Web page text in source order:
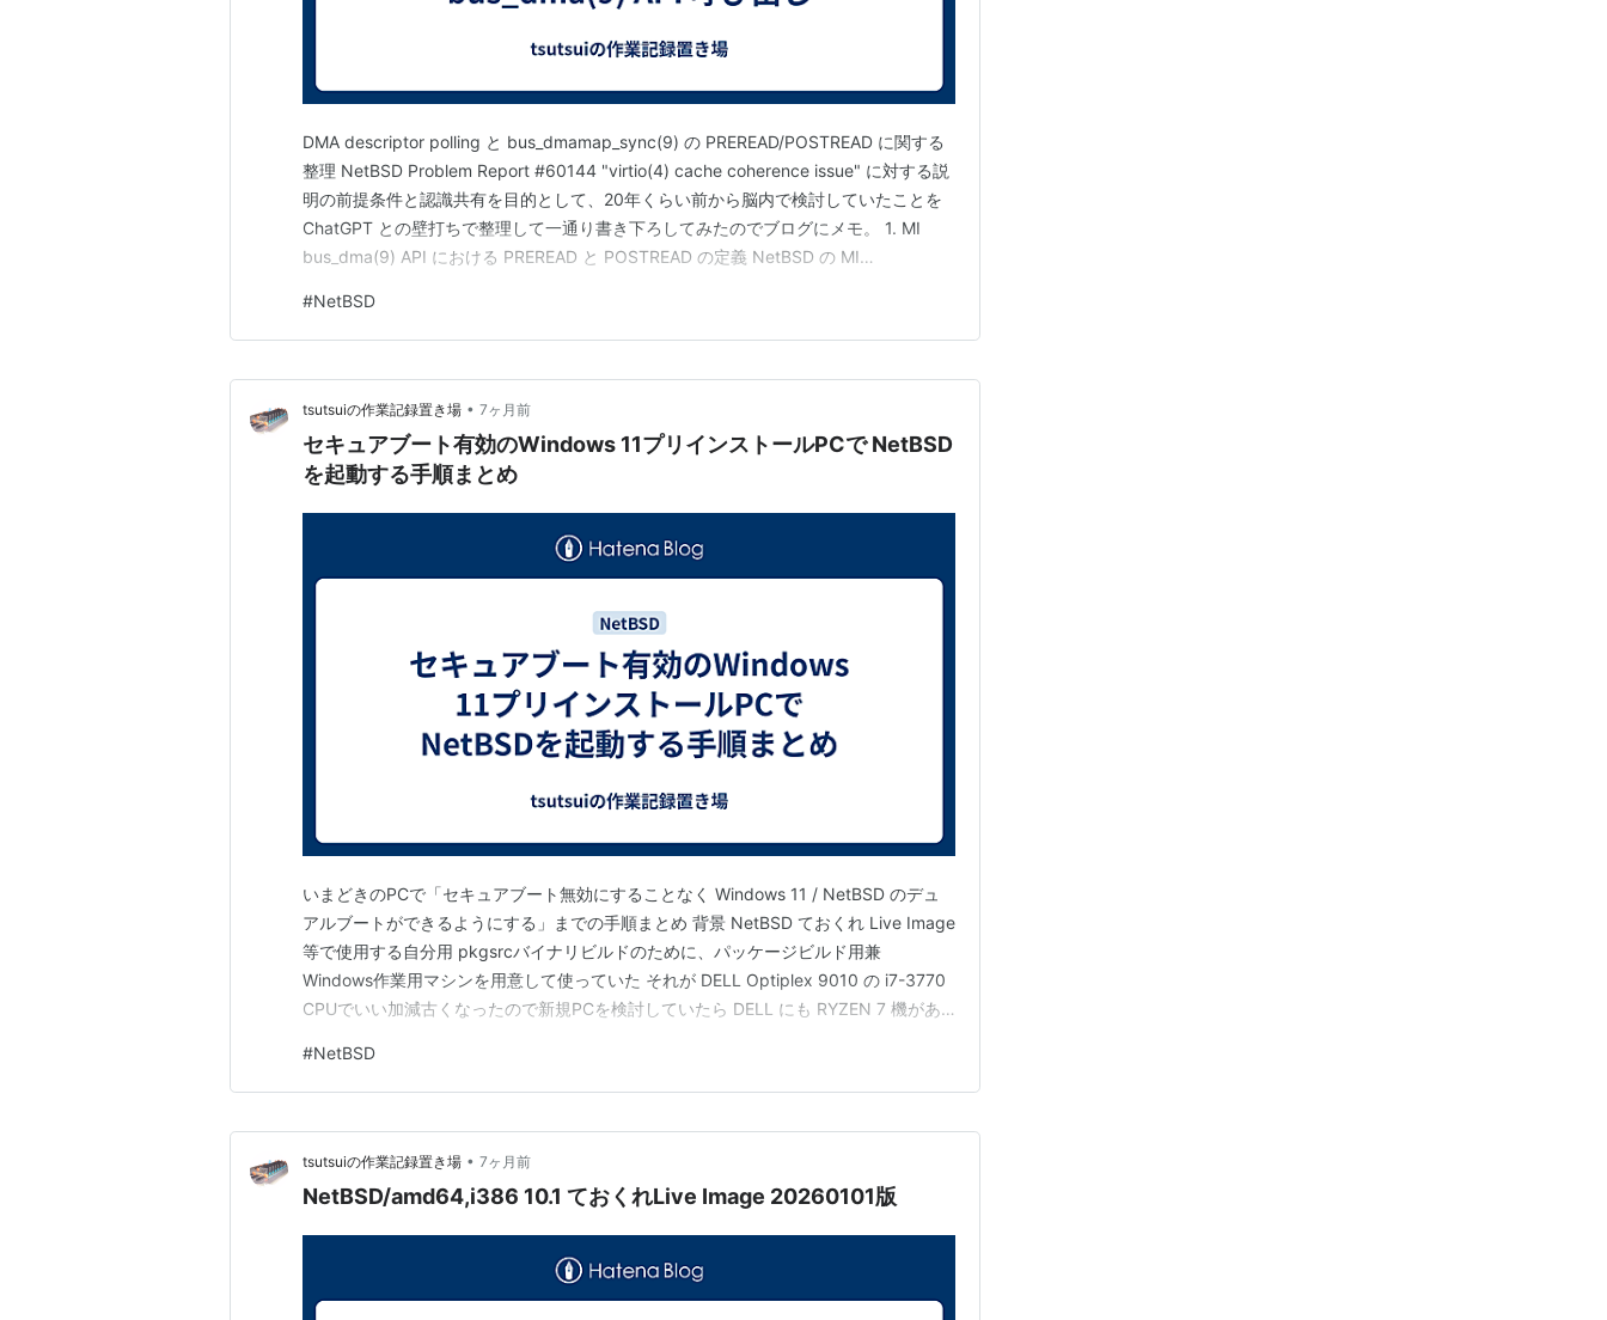
DMA descriptor polling と bus_dmamap_sync(9) の PREREAD/POSTREAD に関する
整理 NetBSD Problem Report #60144 "virtio(4) cache coherence issue" に対する説
明の前提条件と認識共有を目的として、20年くらい前から脳内で検討していたことを
ChatGPT との壁打ちで整理して一通り書き下ろしてみたのでブログにメモ。 1. MI
bus_dma(9) API における PREREAD と POSTREAD の定義 NetBSD の MI
#NetBSD
tsutsuiの作業記録置き場 • 7ヶ月前
セキュアブート有効のWindows 11プリインストールPCで NetBSD
を起動する手順まとめ
いまどきのPCで「セキュアブート無効にすることなく Windows 11 / NetBSD のデュ
アルブートができるようにする」までの手順まとめ 背景 NetBSD ておくれ Live Image
等で使用する自分用 pkgsrcバイナリビルドのために、パッケージビルド用兼
Windows作業用マシンを用意して使っていた それが DELL Optiplex 9010 の i7-3770
CPUでいい加減古くなったので新規PCを検討していたら DELL にも RYZEN 7 機があ
行かないだろうな、と思っていた…
#NetBSD
tsutsuiの作業記録置き場 • 7ヶ月前
NetBSD/amd64,i386 10.1 ておくれLive Image 20260101版